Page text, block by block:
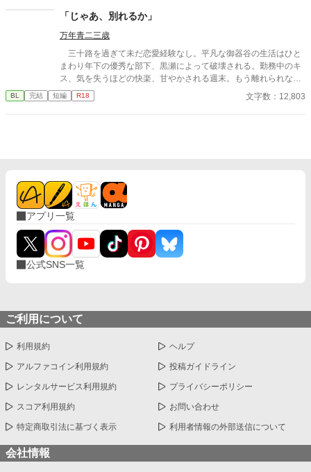
年が踏み入れたのは、 権謀術数渦巻く宰相の世界と、 その胸に秘
められた「決して触れてはならない過去」。 これは、孤独なふた
りが出会い、 やがて世界を変えていく、 静かで、甘くて、痛いほ
ど愛しい恋の物語。
「じゃあ、別れるか」
万年青二三歳
三十路を過ぎて未だ恋愛経験なし。平凡な御器谷の生活はひと
まわり年下の優秀な部下、黒瀬によって破壊される。勤務中のキ
ス、気を失うほどの快楽、甘やかされる週末。もう離れられな
い、と御器谷は自覚するが、一時の怒りで「じゃあ、別れるか」
と言ってしまう。自分を甘やかし、望むことしかしない部下は別
BL 完結 短編 R18 文字数：12,803
アプリ一覧
公式SNS一覧
ご利用について
利用規約 ヘルプ
アルファコイン利用規約 投稿ガイドライン
レンタルサービス利用規約 プライバシーポリシー
スコア利用規約 お問い合わせ
特定商取引法に基づく表示 利用者情報の外部送信について
会社情報